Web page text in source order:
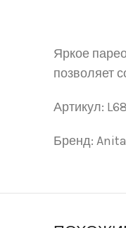
Яркое
позволяет
Артикул: L6
Бренд: